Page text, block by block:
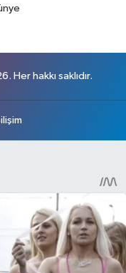
Her hakkı saklıdır.